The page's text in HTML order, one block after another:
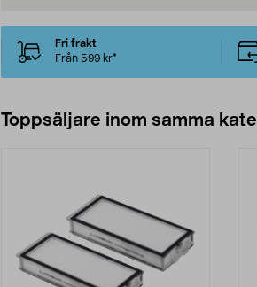
Fri frakt
Från 599 kr*
Toppsäljare inom samma